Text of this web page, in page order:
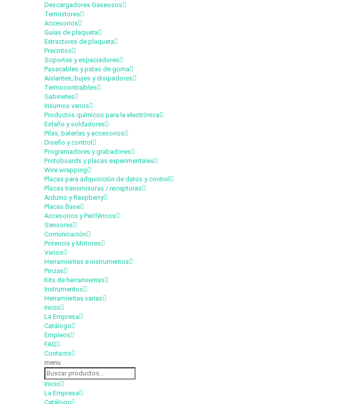
Descargadores Gaseosos
Termistores
Accesorios
Guías de plaqueta
Extractores de plaqueta
Precintos
Soportes y espaciadores
Pasacables y patas de goma
Aislantes, bujes y disipadores
Termocontraíbles
Gabinetes
Insumos varios
Productos químicos para la electrónica
Estaño y soldadores
Pilas, baterías y accesorios
Diseño y control
Programadores y grabadores
Protoboards y placas experimentales
Wire wrapping
Placas para adquisición de datos y control
Placas transmisoras / receptoras
Arduino y Raspberry
Placas Base
Accesorios y Periféricos
Sensores
Comunicación
Potencia y Motores
Varios
Herramientas e instrumentos
Pinzas
Kits de herramientas
Instrumentos
Herramientas varias
Inicio
La Empresa
Catálogo
Empleos
FAQ
Contacto
menu
Inicio
La Empresa
Catálogo